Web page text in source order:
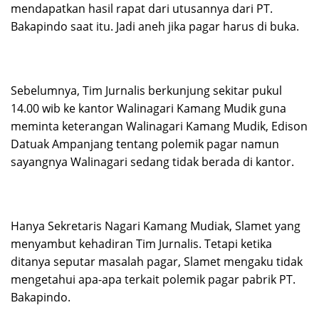
mendapatkan hasil rapat dari utusannya dari PT.
Bakapindo saat itu. Jadi aneh jika pagar harus di buka.
Sebelumnya, Tim Jurnalis berkunjung sekitar pukul
14.00 wib ke kantor Walinagari Kamang Mudik guna
meminta keterangan Walinagari Kamang Mudik, Edison
Datuak Ampanjang tentang polemik pagar namun
sayangnya Walinagari sedang tidak berada di kantor.
Hanya Sekretaris Nagari Kamang Mudiak, Slamet yang
menyambut kehadiran Tim Jurnalis. Tetapi ketika
ditanya seputar masalah pagar, Slamet mengaku tidak
mengetahui apa-apa terkait polemik pagar pabrik PT.
Bakapindo.